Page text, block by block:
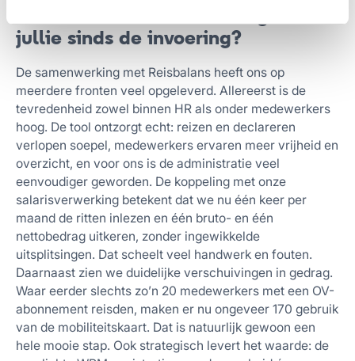
jullie sinds de invoering?
De samenwerking met Reisbalans heeft ons op
meerdere fronten veel opgeleverd. Allereerst is de
tevredenheid zowel binnen HR als onder medewerkers
hoog. De tool ontzorgt echt: reizen en declareren
verlopen soepel, medewerkers ervaren meer vrijheid en
overzicht, en voor ons is de administratie veel
eenvoudiger geworden. De koppeling met onze
salarisverwerking betekent dat we nu één keer per
maand de ritten inlezen en één bruto- en één
nettobedrag uitkeren, zonder ingewikkelde
uitsplitsingen. Dat scheelt veel handwerk en fouten.
Daarnaast zien we duidelijke verschuivingen in gedrag.
Waar eerder slechts zo’n 20 medewerkers met een OV-
abonnement reisden, maken er nu ongeveer 170 gebruik
van de mobiliteitskaart. Dat is natuurlijk gewoon een
hele mooie stap. Ook strategisch levert het waarde: de